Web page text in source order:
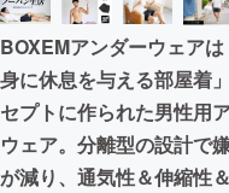
まちづくり・
CAMPFIRE for
CAMPFIREふる
BOXEMアンダーウェア
身に休息を与える部屋着
セプトに作られた男性用
ウェア。分離型の設計で
が減り、通気性＆伸縮性